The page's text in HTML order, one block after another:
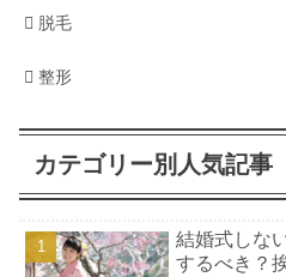
脱毛
整形
カテゴリー別人気記事
結婚式しな
するべき？